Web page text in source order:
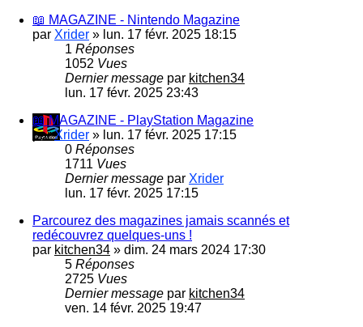
📖 MAGAZINE - Nintendo Magazine
par Xrider » lun. 17 févr. 2025 18:15
1 Réponses
1052 Vues
Dernier message par kitchen34
lun. 17 févr. 2025 23:43
📖 MAGAZINE - PlayStation Magazine
parXrider » lun. 17 févr. 2025 17:15
0 Réponses
1711 Vues
Dernier message par Xrider
lun. 17 févr. 2025 17:15
Parcourez des magazines jamais scannés et
redécouvrez quelques-uns !
par kitchen34 » dim. 24 mars 2024 17:30
5 Réponses
2725 Vues
Dernier message par kitchen34
ven. 14 févr. 2025 19:47